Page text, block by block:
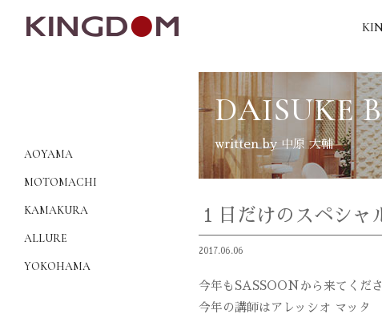
AOYAMA
MOTOMACHI
KAMAKURA
ALLURE
YOKOHAMA
DAISUKE
written by 中原 大輔
１日だけのスペシャ
2017.06.06
今年もSASSOONから来てくだ
今年の講師はアレッシオ マッタ